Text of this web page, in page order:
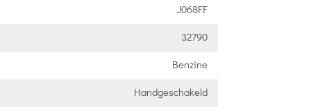
J068FF
32790
Benzine
Handgeschakeld